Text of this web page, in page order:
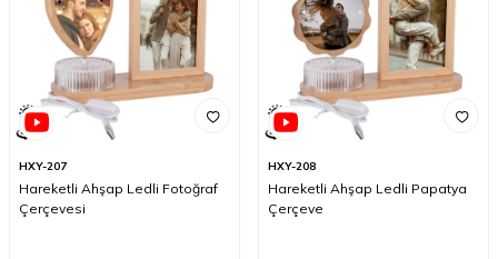
HXY-207
Hareketli Ahşap Ledli Fotoğraf
Çerçevesi
HXY-208
Hareketli Ahşap Ledli Papatya
Çerçeve